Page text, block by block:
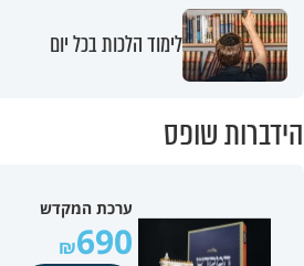
לימוד הלכות בכל יום
הידברות שופס
ערכת המקדש
690